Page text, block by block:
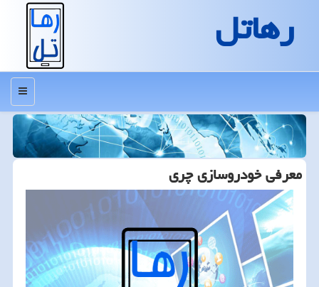
رهاتل
منو
معرفی خودروسازی چری